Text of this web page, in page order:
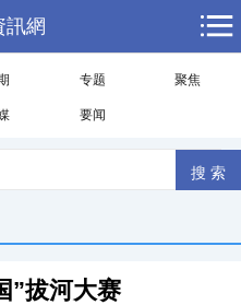
訊網
专题 聚焦
要闻
”拔河大赛